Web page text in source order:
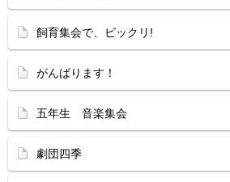
飼育集会で、ビックリ!
がんばります！
五年生 音楽集会
劇団四季